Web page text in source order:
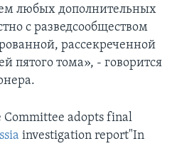
любых дополнительных
с разведсообществом
рассекреченной
пятого тома», - говорится
Committee adopts final
investigation report"In